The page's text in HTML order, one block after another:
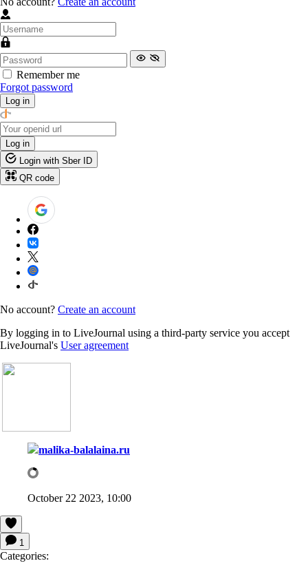
Remember me
Forgot password
Log in
Log in
Login with Sber ID
QR code
No account? Create an account
By logging in to LiveJournal using a third-party service you accept
LiveJournal's User agreement
malika-balalaina.ru
October 22 2023, 10:00
1
Categories: